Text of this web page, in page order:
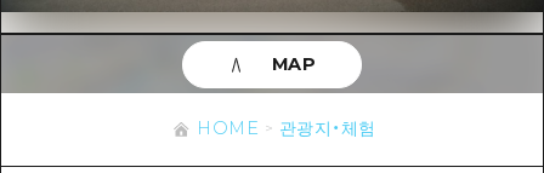
쇼핑
스포츠
나이트 라이프
아키(安芸)
빈고(備後)
빈고(備後)
비북(備北)
게이호쿠(芸北)
유용한 정보
목록
접근
HOME 관광지・체험
MAP